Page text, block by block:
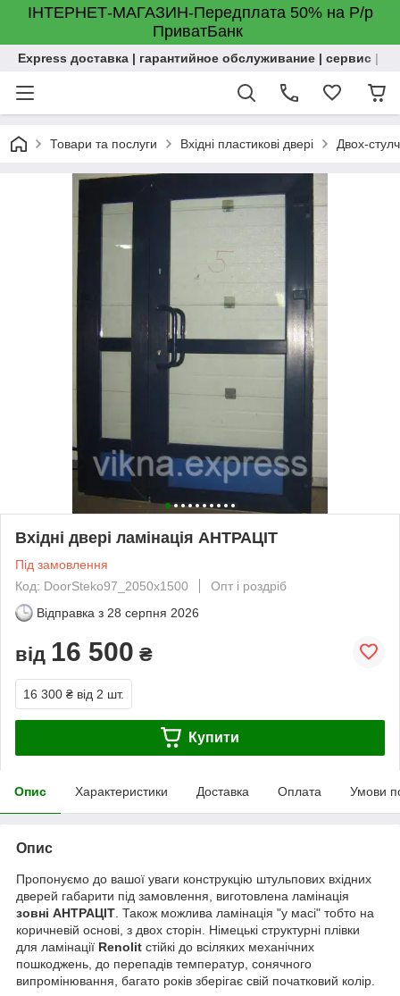
ІНТЕРНЕТ-МАГАЗИН-Передплата 50% на Р/р
ПриватБанк
Express доставка | гарантийное обслуживание | сервис |
Товари та послуги Вхідні пластикові двері Двох-
Вхідні двері ламінація АНТРАЦІТ
Під замовлення
Код: DoorSteko97_2050x1500
Опт і роздріб
Відправка з 28 серпня 2026
від 16 500 ₴
16 300 ₴ від 2 шт.
Купити
Опис Характеристики Доставка Оплата Умови
Опис
Пропонуємо до вашої уваги конструкцію штульпових вхідних
дверей габарити під замовлення, виготовлена ламінація
зовні АНТРАЦІТ . Також можлива ламінація "у масі" тобто на
коричневій основі, з двох сторін. Німецькі структурні плівки
для ламінації Renolit стійкі до всіляких механічних
пошкоджень, до перепадів температур, сонячного
випромінювання, багато років зберігає свій початковий колір.